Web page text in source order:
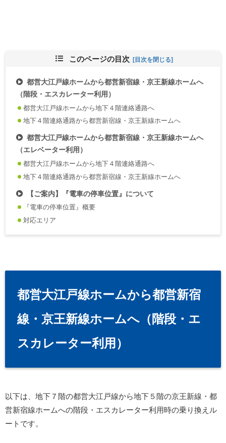
このページの目次
都営大江戸線ホームから都営新宿線・京王新線ホームへ
（階段・エスカレーター利用）
都営大江戸線ホームから地下４階連絡通路へ
地下４階連絡通路から都営新宿線・京王新線ホームへ
都営大江戸線ホームから都営新宿線・京王新線ホームへ
（エレベーター利用）
都営大江戸線ホームから地下４階連絡通路へ
地下４階連絡通路から都営新宿線・京王新線ホームへ
【ご案内】『電車の停車位置』について
『電車の停車位置』概要
対応エリア
都営大江戸線ホームから都営新宿
線・京王新線ホームへ（階段・エ
スカレーター利用）
以下は、地下７階の都営大江戸線から地下５階の京王新線・都
営新宿線ホームへの階段・エスカレーター利用時の乗り換えル
ートです。